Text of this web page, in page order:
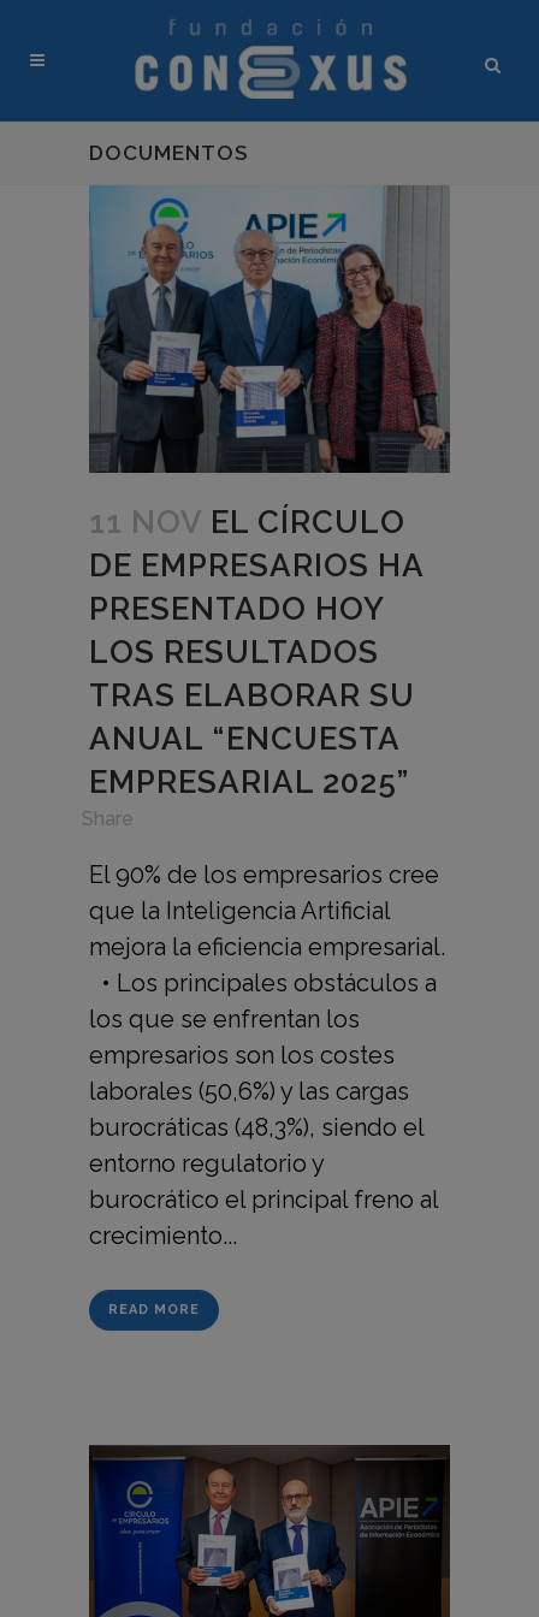
DOCUMENTOS
11 NOV EL CÍRCULO
DE EMPRESARIOS HA
PRESENTADO HOY
LOS RESULTADOS
TRAS ELABORAR SU
ANUAL “ENCUESTA
EMPRESARIAL 2025”
Share
El 90% de los empresarios cree
que la Inteligencia Artificial
mejora la eficiencia empresarial.
• Los principales obstáculos a
los que se enfrentan los
empresarios son los costes
laborales (50,6%) y las cargas
burocráticas (48,3%), siendo el
entorno regulatorio y
burocrático el principal freno al
crecimiento...
READ MORE